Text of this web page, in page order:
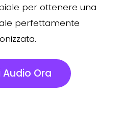
per ottenere una
perfettamente
Ora